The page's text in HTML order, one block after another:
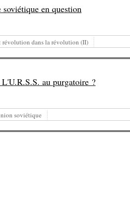
en question
révolution dans la révolution (II)
au purgatoire ?
soviétique